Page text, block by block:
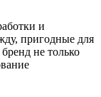
и
пригодные для
не только